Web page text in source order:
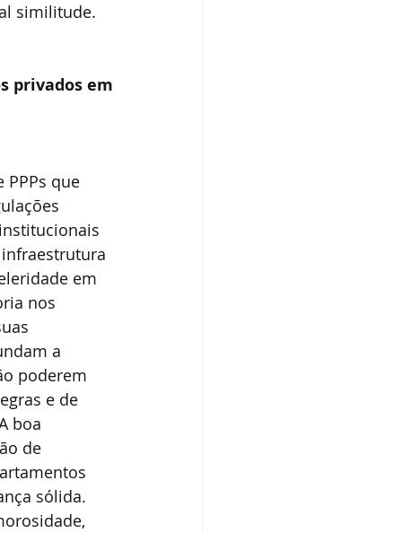
similitude.
privados em
PPPs que
em
nos
a
poderem
e de
boa
de
sólida.